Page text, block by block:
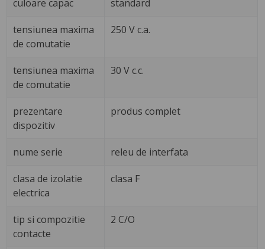
culoare capac standard
tensiunea maxima
de comutatie
250 V c.a.
tensiunea maxima
de comutatie
30 V c.c.
prezentare
dispozitiv
produs complet
nume serie releu de interfata
clasa de izolatie
electrica
clasa F
tip si compozitie
contacte
2 C/O